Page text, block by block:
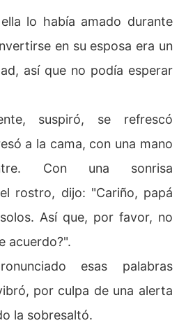
lo había amado durante
en su esposa era un
así que no podía esperar
suspiró, se refrescó
a la cama, con una mano
Con una sonrisa
rostro, dijo: "Cariño, papá
Así que, por favor, no
acuerdo?".
esas palabras
por culpa de una alerta
la sobresaltó.